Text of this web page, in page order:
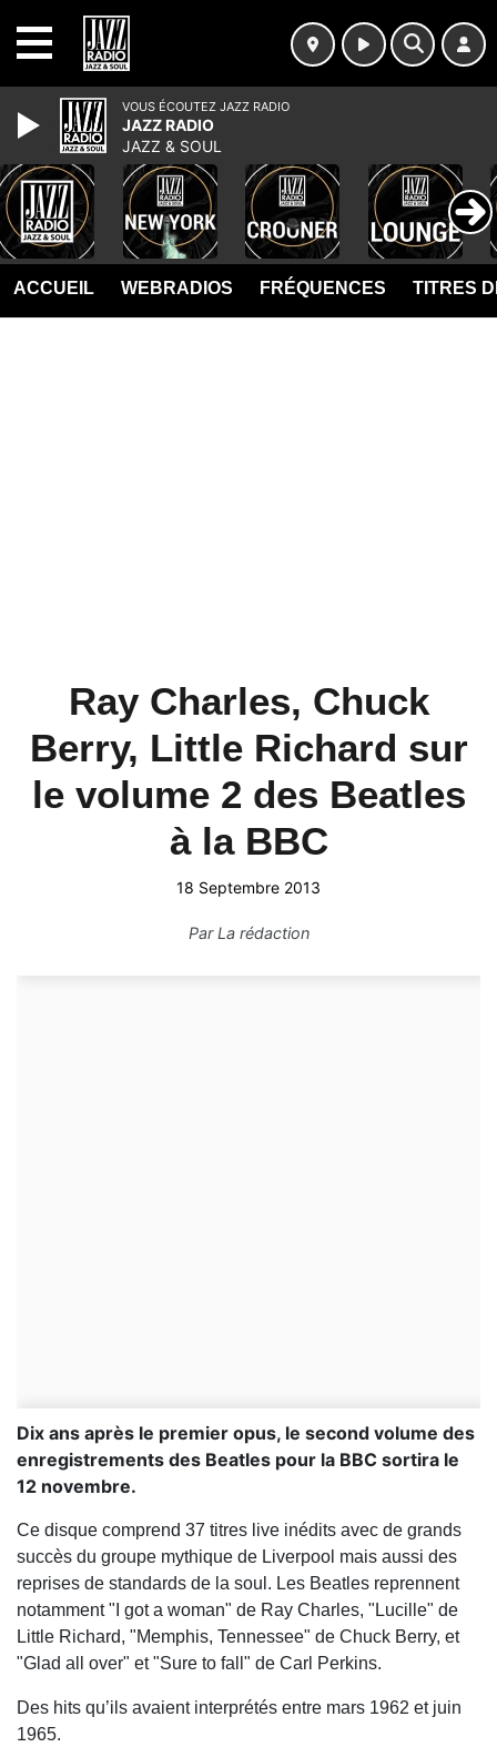
ACCUEIL WEBRADIOS FRÉQUENCES TITRES
Ray Charles, Chuck
Berry, Little Richard sur
le volume 2 des Beatles
à la BBC
18 Septembre 2013
ParLa rédaction
Dix ans après le premier opus, le second volume des
enregistrements des Beatles pour la BBC sortira le
12 novembre.
Ce disque comprend 37 titres live inédits avec de grands
succès du groupe mythique de Liverpool mais aussi des
reprises de standards de la soul. Les Beatles reprennent
notamment "I got a woman" de Ray Charles, "Lucille" de
Little Richard, "Memphis, Tennessee" de Chuck Berry, et
"Glad all over" et "Sure to fall" de Carl Perkins.
Des hits qu’ils avaient interprétés entre mars 1962 et juin
1965.
VOUS ÉCOUTEZ JAZZ RADIO
JAZZ RADIO
JAZZ & SOUL